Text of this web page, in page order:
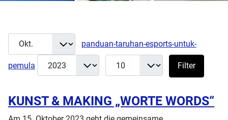
Filter
Monat
panduan-taruhan-esports-untuk-
pemula
Jahr Anzeige #
Filter
KUNST & MAKING „WORTE WORDS“